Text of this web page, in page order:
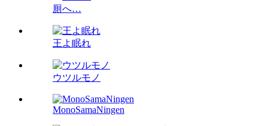
厠へ…
王よ眠れ
ウツルモノ
MonoSamaNingen